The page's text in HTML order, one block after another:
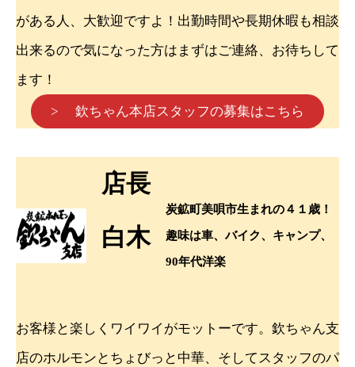
がある人、大歓迎ですよ！出勤時間や長期休暇も相談
出来るので気になった方はまずはご連絡、お待ちして
ます！
> 欽ちゃん本店スタッフの募集はこちら
店長
白木
炭鉱町美唄市生まれの４１歳！
趣味は車、バイク、キャンプ、
90年代洋楽
お客様と楽しくワイワイがモットーです。欽ちゃん支
店のホルモンとちょびっと中華、そしてスタッフのパ